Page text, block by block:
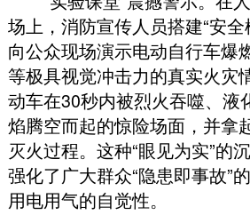
场上 ， 消防宣传人员搭建“安全
向公众现场演示电动自行车爆
等极具视觉冲击力的真实火灾
动车在30秒内被烈火吞噬、液
焰腾空而起的惊险场面 ， 并拿
灭火过程。 这种“眼见为实”的
强化了广大群众“隐患即事故”
用电用气的自觉性。